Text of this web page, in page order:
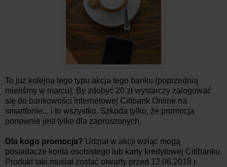
To już kolejna tego typu akcja tego banku (poprzednią
mieliśmy w marcu). By zdobyć 20 zł wystarczy zalogować
się do bankowości internetowej Citibank Online na
smartfonie... i to wszystko. Szkoda tylko, że promocja
ponownie jest tylko dla zaproszonych.
Dla kogo promocja? Udział w akcji wziąć mogą
posiadacze konta osobistego lub karty kredytowej Citibanku.
Produkt taki musiał zostać otwarty przed 12.06.2018 r.